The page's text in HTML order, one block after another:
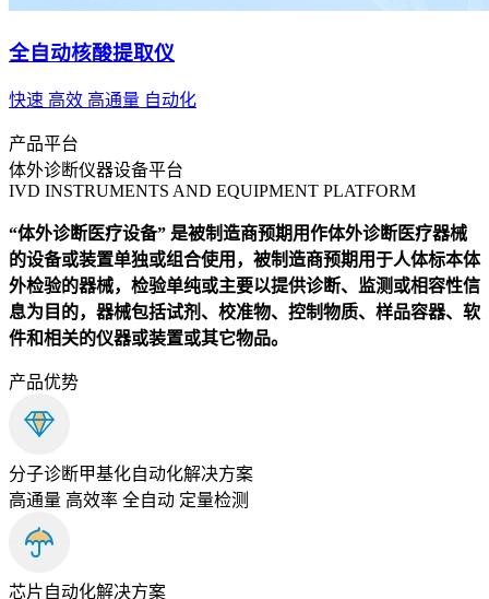
全自动核酸提取仪
快速 高效 高通量 自动化
产品平台
体外诊断仪器设备平台
IVD INSTRUMENTS AND EQUIPMENT PLATFORM
“体外诊断医疗设备” 是被制造商预期用作体外诊断医疗器械
的设备或装置单独或组合使用，被制造商预期用于人体标本体
外检验的器械，检验单纯或主要以提供诊断、监测或相容性信
息为目的，器械包括试剂、校准物、控制物质、样品容器、软
件和相关的仪器或装置或其它物品。
产品优势
分子诊断甲基化自动化解决方案
高通量 高效率 全自动 定量检测
芯片自动化解决方案